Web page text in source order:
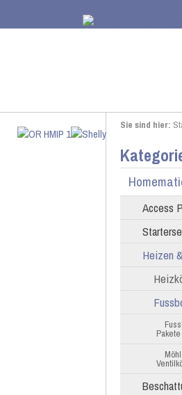
Sie sind hier:
Access
Heizen
Pakete